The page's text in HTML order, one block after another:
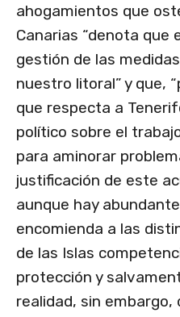
ahogamientos que
Canarias “denota que
gestión de las
nuestro litoral” y que,
que respecta a
político sobre el
para aminorar
justificación de este
aunque hay
encomienda a las
de las Islas
protección y
realidad, sin embargo,